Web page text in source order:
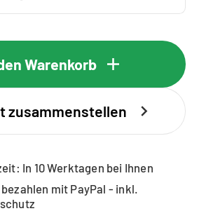
Warenkorb
zusammenstellen
In 10 Werktagen bei Ihnen
mit PayPal - inkl.